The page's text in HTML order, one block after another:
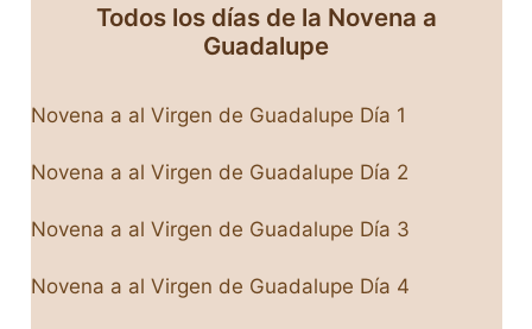
Todos los días de la Novena a
Guadalupe
Novena a al Virgen de Guadalupe Día 1
Novena a al Virgen de Guadalupe Día 2
Novena a al Virgen de Guadalupe Día 3
Novena a al Virgen de Guadalupe Día 4